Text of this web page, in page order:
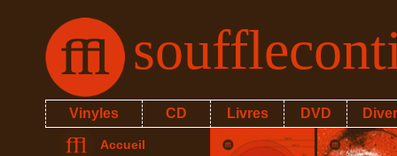
Vinyles CD Livres DVD
Accueil